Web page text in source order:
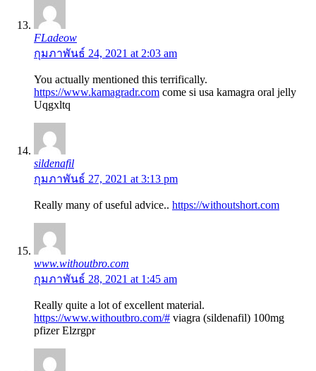
FLadeow
กุมภาพันธ์ 24, 2021 at 2:03 am
You actually mentioned this terrifically.
https://www.kamagradr.com come si usa kamagra oral jelly
Uqgxltq
sildenafil
กุมภาพันธ์ 27, 2021 at 3:13 pm
Really many of useful advice.. https://withoutshort.com
www.withoutbro.com
กุมภาพันธ์ 28, 2021 at 1:45 am
Really quite a lot of excellent material.
https://www.withoutbro.com/# viagra (sildenafil) 100mg
pfizer Elzrgpr